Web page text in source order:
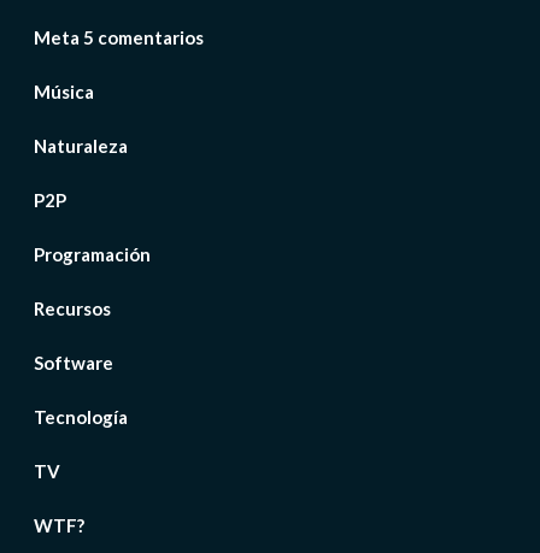
Meta 5 comentarios
Música
Naturaleza
P2P
Programación
Recursos
Software
Tecnología
TV
WTF?